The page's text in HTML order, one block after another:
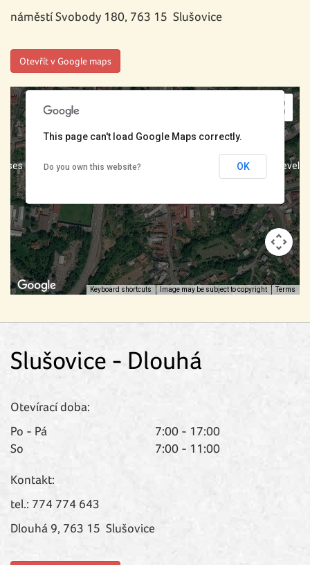
náměstí Svobody 180, 763 15 Slušovice
Otevřít v Google maps
For development purposes only For
only
Keyboard shortcuts Image may be subject to copyright Terms
This page can't load Google Maps correctly.
Do you own this website? OK
Slušovice - Dlouhá
Otevírací doba:
Po - Pá
7:00 - 17:00
So
7:00 - 11:00
Kontakt:
tel.: 774 774 643
Dlouhá 9, 763 15 Slušovice